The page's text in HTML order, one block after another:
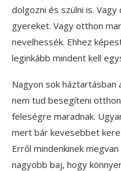
dolgozni és szülni is. Vagy
gyereket. Vagy otthon
nevelhessék. Ehhez
leginkább mindent kell
Nagyon sok
nem tud besegíteni
feleségre maradnak.
mert bár kevesebbet
Erről mindenkinek
nagyobb baj, hogy